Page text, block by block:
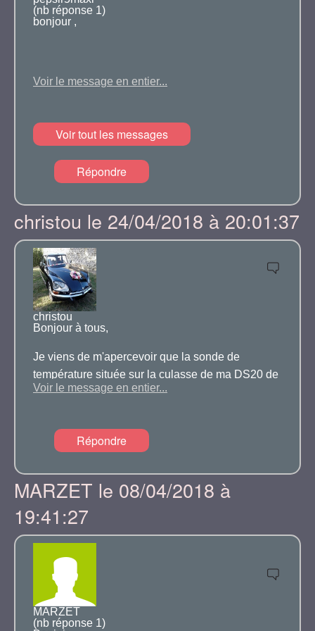
Merci de votre aide.
(nb réponse 1)
bonjour ,
j'ai besoin de faire reparer ma direction assistée
merci pour vos conseils et reponses
D SUPER 1974
Voir le message en entier...
Voir tout les messages
Répondre
christou le 24/04/2018 à 20:01:37
christou
Bonjour à tous,
Je viens de m'apercevoir que la sonde de
température située sur la culasse de ma DS20 de
1973 est HS.
démonter la pipe d'admission.
Merci pour votre aide
Voir le message en entier...
Répondre
MARZET le 08/04/2018 à
19:41:27
MARZET
(nb réponse 1)